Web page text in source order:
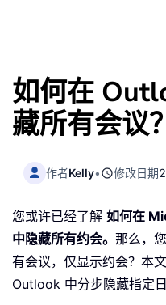
如何在
藏所有会议？
作者Kelly• 修改日期
您或许已经了解 如何在
中隐藏所有约会。 那么，
有会议，仅显示约会？本
Outlook 中分步隐藏指定